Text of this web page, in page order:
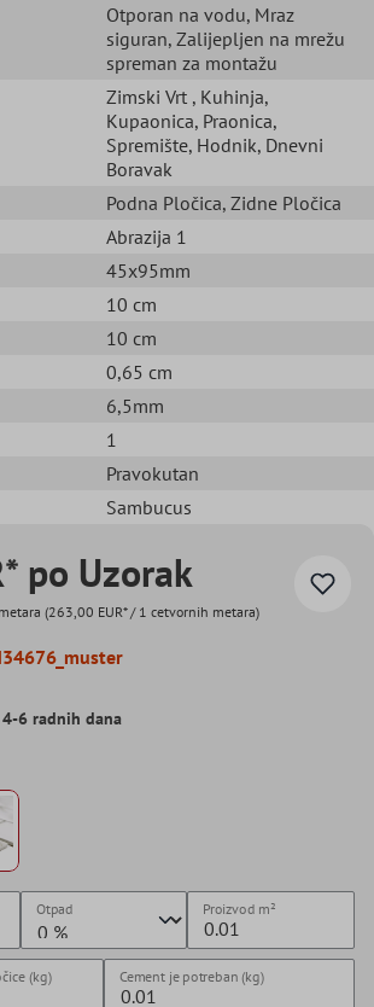
Otporan na vodu, Mraz
siguran, Zalijepljen na mrežu
spreman za montažu
Zimski Vrt , Kuhinja,
Kupaonica, Praonica,
Spremište, Hodnik, Dnevni
Boravak
Podna Pločica, Zidne Pločica
Abrazija 1
45x95mm
10 cm
10 cm
0,65 cm
6,5mm
1
Pravokutan
Sambucus
po Uzorak
(263,00 EUR* / 1 cetvornih metara)
6 radnih dana
Otpad Proizvod m²
(kg) Cement je potreban (kg)